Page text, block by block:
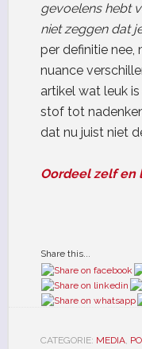
gevoelens hebt
niet zeggen dat
per definitie nee,
nuance
artikel wat leuk
stof tot
dat nu juist niet
Oordeel zelf en
Share this...
CATEGORIE: MEDIA,